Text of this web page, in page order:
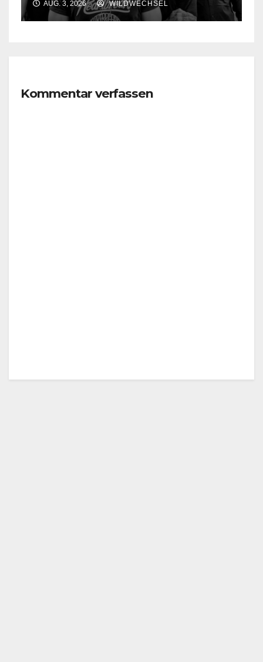
AUG. 3, 2026 WILDWECHSEL
Kommentar verfassen